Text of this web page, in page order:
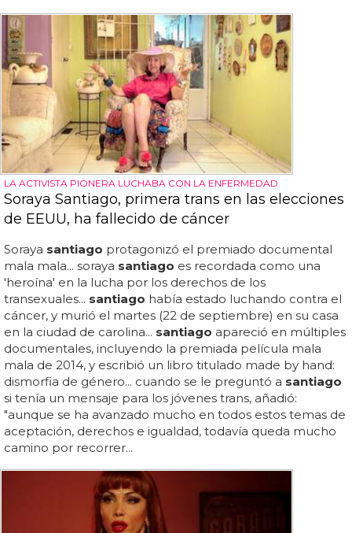
LA ACTIVISTA PIONERA LUCHABA CON LA ENFERMEDAD
Soraya Santiago, primera trans en las elecciones
de EEUU, ha fallecido de cáncer
Soraya santiago protagonizó el premiado documental
mala mala... soraya santiago es recordada como una
'heroína' en la lucha por los derechos de los
transexuales... santiago había estado luchando contra el
cáncer, y murió el martes (22 de septiembre) en su casa
en la ciudad de carolina... santiago apareció en múltiples
documentales, incluyendo la premiada película mala
mala de 2014, y escribió un libro titulado made by hand:
dismorfia de género... cuando se le preguntó a santiago
si tenía un mensaje para los jóvenes trans, añadió:
"aunque se ha avanzado mucho en todos estos temas de
aceptación, derechos e igualdad, todavía queda mucho
camino por recorrer...